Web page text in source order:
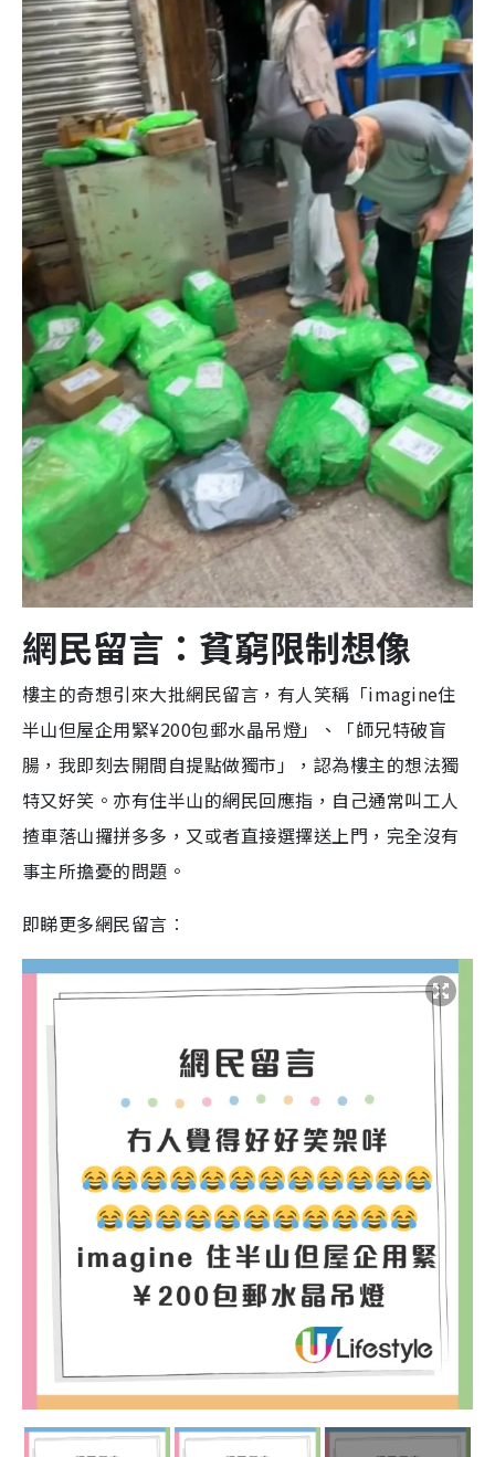
網民留言：貧窮限制想像
樓主的奇想引來大批網民留言，有人笑稱「imagine住
半山但屋企用緊¥200包郵水晶吊燈」、「師兄特破盲
腸，我即刻去開間自提點做獨市」，認為樓主的想法獨
特又好笑。 亦有住半山的網民回應指，自己通常叫工人
揸車落山攞拼多多，又或者直接選擇送上門，完全沒有
事主所擔憂的問題。
即睇更多網民留言︰